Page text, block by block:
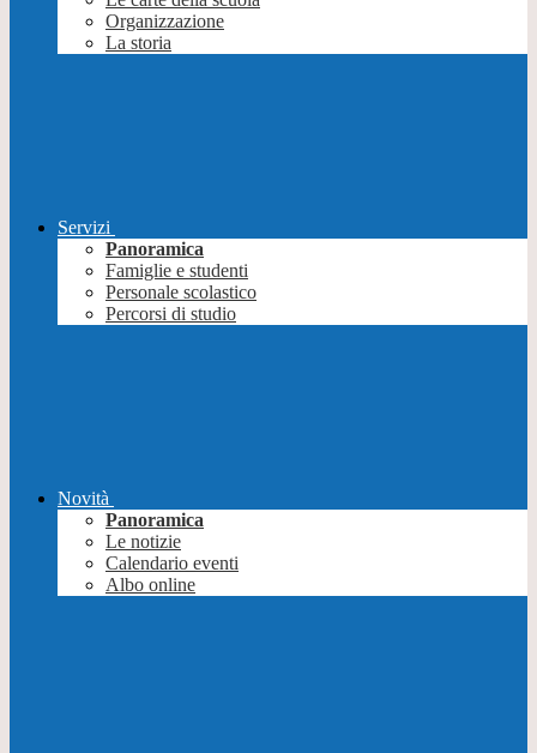
Organizzazione
La storia
Servizi
Panoramica
Famiglie e studenti
Personale scolastico
Percorsi di studio
Novità
Panoramica
Le notizie
Calendario eventi
Albo online